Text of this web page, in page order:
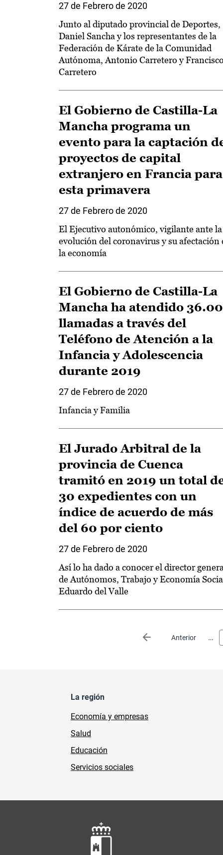
27 de Febrero de 2020
Junto al diputado provincial de Deportes,
Daniel Sancha y los representantes de la
Federación de Kárate de la Comunidad
Autónoma, Antonio Carretero y Francisco
Carretero
El Gobierno de Castilla-La
Mancha programa un
evento para la captación
proyectos de capital
extranjero en Francia para
esta primavera
27 de Febrero de 2020
El Ejecutivo autonómico, vigilante ante la
evolución del coronavirus y su afectación
la economía
El Gobierno de Castilla-La
Mancha ha atendido
llamadas a través del
Teléfono de Atención a la
Infancia y Adolescencia
durante 2019
27 de Febrero de 2020
Infancia y Familia
El Jurado Arbitral de la
provincia de Cuenca
tramitó en 2019 un total
30 expedientes con un
índice de acuerdo de más
del 60 por ciento
27 de Febrero de 2020
Así lo ha dado a conocer el director
de Autónomos, Trabajo y Economía
Eduardo del Valle
Anterior
Página anterior …
La región
Economía y empresas
Salud
Educación
Servicios sociales